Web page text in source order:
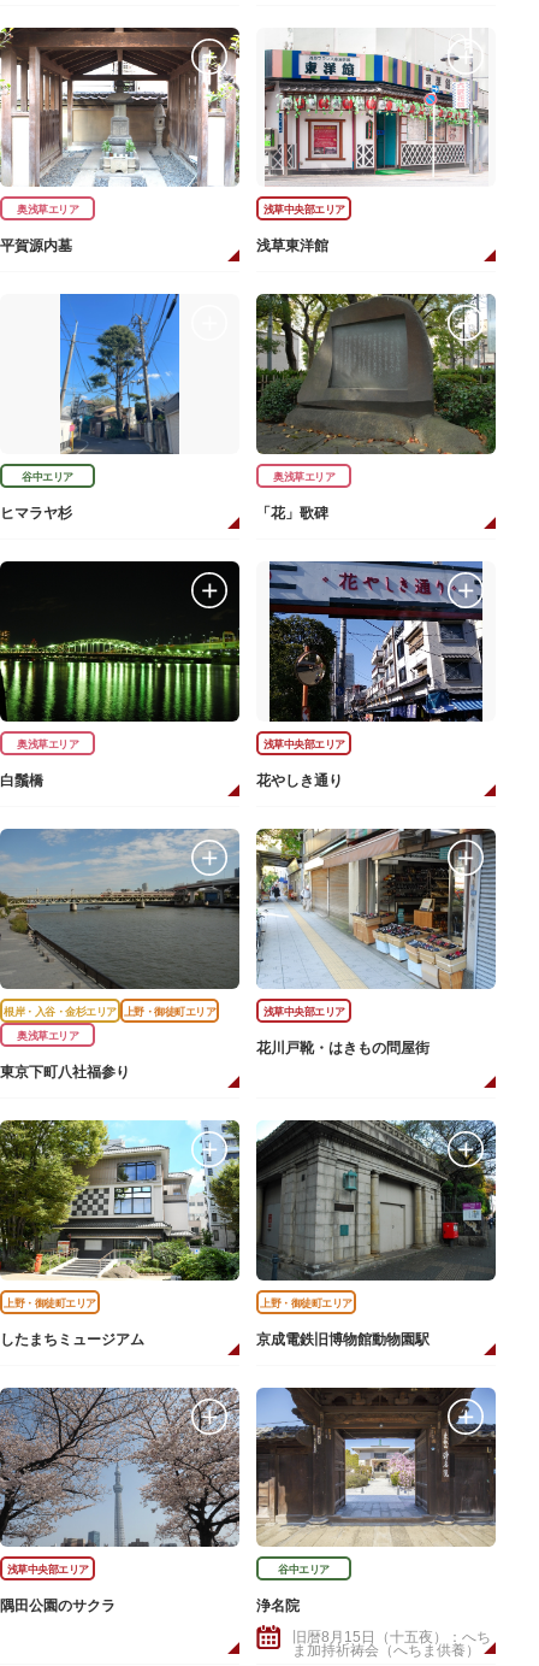
奥浅草エリア
平賀源内墓
浅草中央部エリア
浅草東洋館
谷中エリア
ヒマラヤ杉
奥浅草エリア
「花」歌碑
奥浅草エリア
白鬚橋
浅草中央部エリア
花やしき通り
根岸・入谷・金杉エリア
上野・御徒町エリア
奥浅草エリア
東京下町八社福参り
浅草中央部エリア
花川戸靴・はきもの問屋街
上野・御徒町エリア
したまちミュージアム
上野・御徒町エリア
京成電鉄旧博物館動物園駅
浅草中央部エリア
隅田公園のサクラ
谷中エリア
浄名院
旧暦8月15日（十五夜）：へち
ま加持祈祷会（へちま供養）